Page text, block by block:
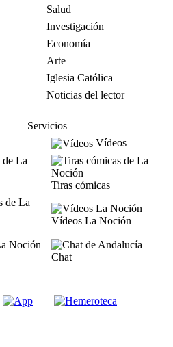
Salud
Investigación
Economía
Arte
Iglesia Católica
Noticias del lector
Servicios
Vídeos
Tiras cómicas
Vídeos La Noción
Chat
|